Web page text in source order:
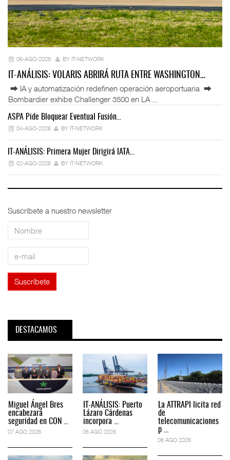
06-AGO-2026 BY IT-NETWORK
IT-ANÁLISIS: VOLARIS ABRIRÁ RUTA ENTRE WASHINGTON…
⮕ IA y automatización redefinen operación aeroportuaria ⮕
Bombardier exhibe Challenger 3500 en LA ...
ASPA Pide Bloquear Eventual Fusión…
04-AGO-2026 BY IT-NETWORK
IT-ANÁLISIS: Primera Mujer Dirigirá IATA…
02-AGO-2026 BY IT-NETWORK
Suscríbete a nuestro newsletter
DESTACAMOS
Miguel Ángel Bres
encabezará
seguridad en CON ...
07 AGO 2026
IT-ANÁLISIS: Puerto
Lázaro Cárdenas
incorpora ...
06 AGO 2026
La ATTRAPI licita red
de
telecomunicaciones
p ...
06 AGO 2026